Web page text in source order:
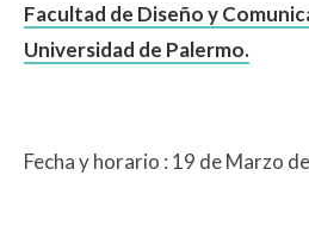
Facultad de Diseño y
Universidad de Palermo.
Fecha y horario : 19 de Marzo